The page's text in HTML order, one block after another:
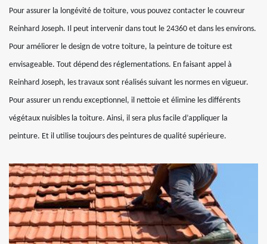
Pour assurer la longévité de toiture, vous pouvez contacter le couvreur
Reinhard Joseph. Il peut intervenir dans tout le 24360 et dans les environs.
Pour améliorer le design de votre toiture, la peinture de toiture est
envisageable. Tout dépend des réglementations. En faisant appel à
Reinhard Joseph, les travaux sont réalisés suivant les normes en vigueur.
Pour assurer un rendu exceptionnel, il nettoie et élimine les différents
végétaux nuisibles la toiture. Ainsi, il sera plus facile d’appliquer la
peinture. Et il utilise toujours des peintures de qualité supérieure.